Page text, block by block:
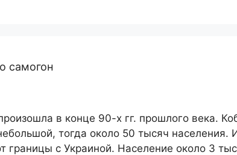
самогон
в конце 90-х гг. прошлого века.
тогда около 50 тысяч населения.
границы с Украиной. Население около 3